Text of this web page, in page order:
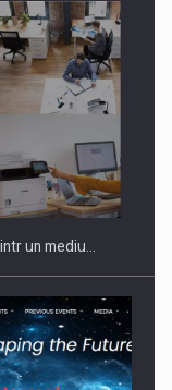
ACADEMIC
un mediu…